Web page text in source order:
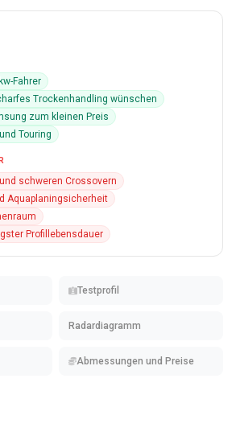
Fahrer
Trockenhandling wünschen
zum kleinen Preis
Touring
schweren Crossovern
Aquaplaningsicherheit
Profillebensdauer
Testprofil
Radardiagramm
Abmessungen und Preise